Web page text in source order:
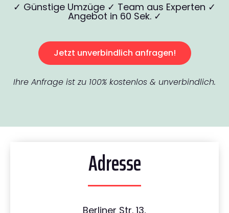
✓ Günstige Umzüge ✓ Team aus Experten ✓
Angebot in 60 Sek. ✓
Jetzt unverbindlich anfragen!
Ihre Anfrage ist zu 100% kostenlos & unverbindlich.
Adresse
Berliner Str. 13,